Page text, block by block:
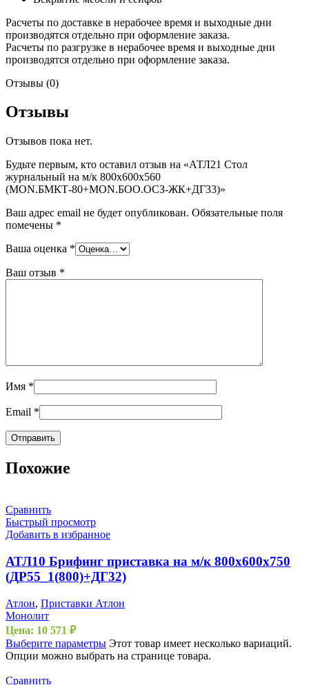
Расчеты по доставке в нерабочее время и выходные дни
производятся отдельно при оформление заказа.
Расчеты по разгрузке в нерабочее время и выходные дни
производятся отдельно при оформление заказа.
Отзывы (0)
Отзывы
Отзывов пока нет.
Будьте первым, кто оставил отзыв на «АТЛ21 Стол
журнальный на м/к 800х600х560
(MON.БМКТ-80+MON.БОО.ОСЗ-ЖК+ДГ33)»
Ваш адрес email не будет опубликован. Обязательные поля
помечены *
Ваша оценка *
Ваш отзыв *
Имя *
Email *
Похожие
Сравнить
Быстрый просмотр
Добавить в избранное
АТЛ10 Брифинг приставка на м/к 800х600х750
(ДР55_1(800)+ДГ32)
Атлон, Приставки Атлон
Монолит
Цена: 10 571 ₽
Выберите параметры Этот товар имеет несколько вариаций.
Опции можно выбрать на странице товара.
Сравнить